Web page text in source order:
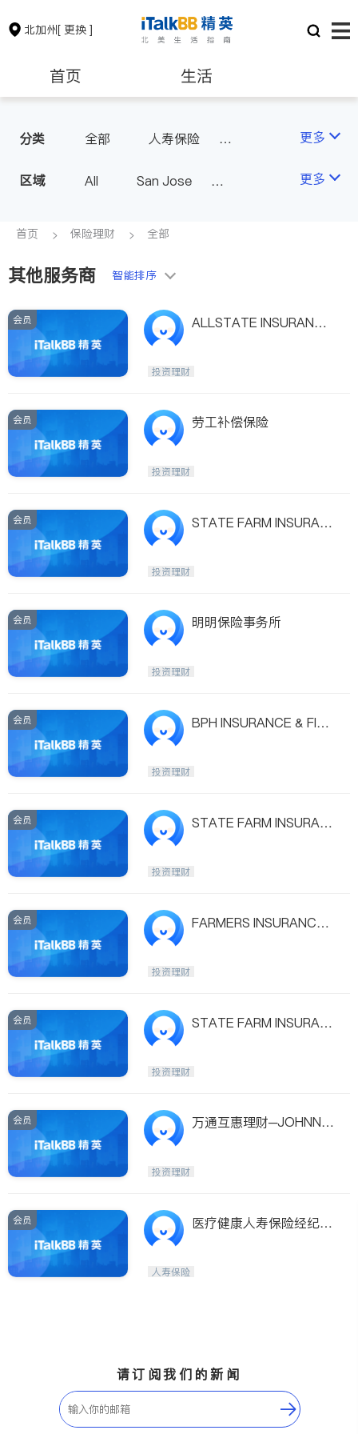
北加州[ 更换 ]
首页 生活
保险理财 房地产租售
银行贷款
建筑装修
非盈利组织
分类 全部
人寿保险
更多
区域 All
San Jose
Fremont & Oakland
更多
首页 保险理财 全部
其他服务商 智能排序
会员
ALLSTATE INSURANCE
投资理财
会员 劳工补偿保险
投资理财
会员
STATE FARM INSURAN
投资理财
会员 明明保险事务所
投资理财
会员
BPH INSURANCE & FINA
投资理财
会员
STATE FARM INSURAN
投资理财
会员
FARMERS INSURANCE
投资理财
会员
STATE FARM INSURAN
投资理财
会员
万通互惠理财─JOHNNY
投资理财
会员
医疗健康人寿保险经纪 A
人寿保险
请订阅我们的新闻